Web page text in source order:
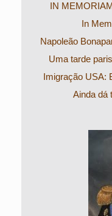
IN
In
Napoleão
Uma tarde
Imigração USA:
Ainda dá